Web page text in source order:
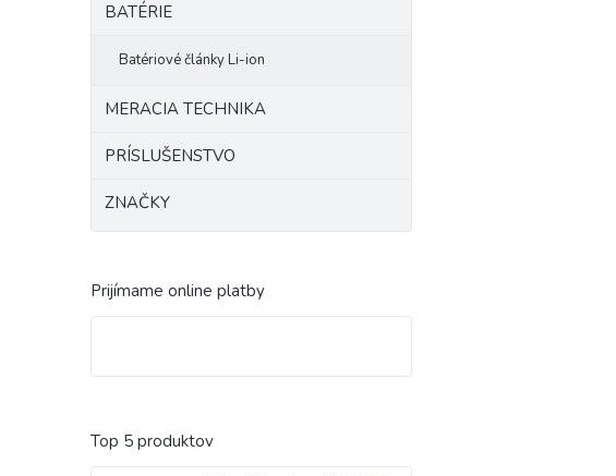
BATÉRIE
Batériové články Li-ion
MERACIA TECHNIKA
PRÍSLUŠENSTVO
ZNAČKY
Prijímame online platby
Top 5 produktov